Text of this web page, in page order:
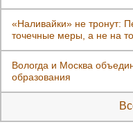
«Наливайки» не тронут:
точечные меры, а не на
Вологда и Москва
образования